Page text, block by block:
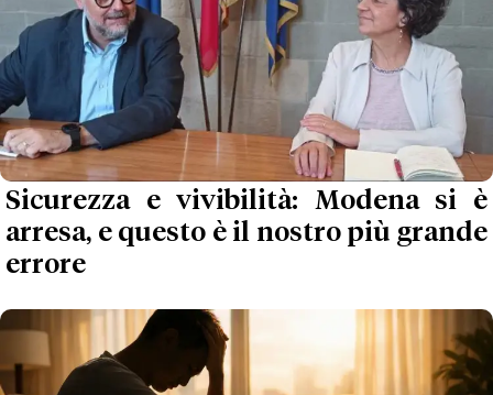
Sicurezza e vivibilità: Modena si è
arresa, e questo è il nostro più grande
errore